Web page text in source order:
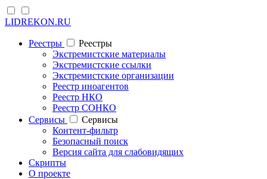
LIDREKON.RU
Реестры
Реестры
Экстремистские материалы
Экстремистские ссылки
Экстремистские организации
Реестр иноагентов
Реестр НКО
Реестр СОНКО
Cервисы
Cервисы
Контент-фильтр
Безопасный поиск
Версия сайта для слабовидящих
Скрипты
О проекте